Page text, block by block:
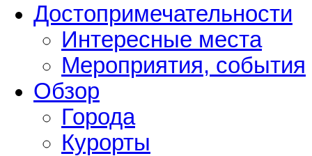
Достопримечательности
Интересные места
Мероприятия, события
Обзор
Города
Курорты